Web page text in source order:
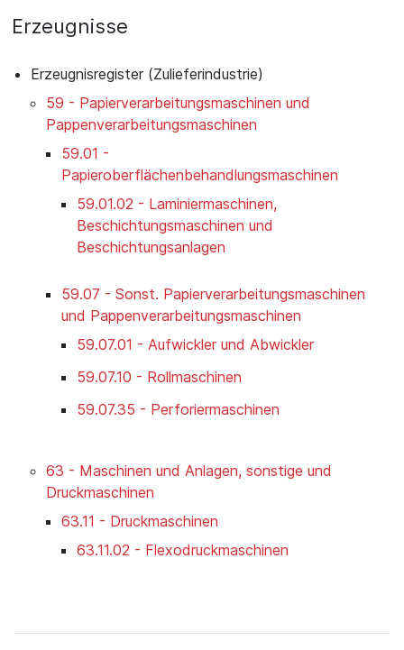
Erzeugnisse
Erzeugnisregister (Zulieferindustrie)
59 - Papierverarbeitungsmaschinen und
Pappenverarbeitungsmaschinen
59.01 -
Papieroberflächenbehandlungsmaschinen
59.01.02 - Laminiermaschinen,
Beschichtungsmaschinen und
Beschichtungsanlagen
59.07 - Sonst. Papierverarbeitungsmaschinen
und Pappenverarbeitungsmaschinen
59.07.01 - Aufwickler und Abwickler
59.07.10 - Rollmaschinen
59.07.35 - Perforiermaschinen
63 - Maschinen und Anlagen, sonstige und
Druckmaschinen
63.11 - Druckmaschinen
63.11.02 - Flexodruckmaschinen